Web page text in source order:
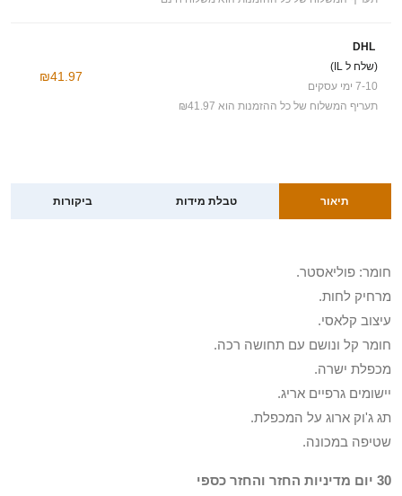
DHL
(שלח ל IL)
7-10 ימי עסקים
תעריף המשלוח של כל ההזמנות הוא ₪41.97
₪41.97
תיאור טבלת מידות ביקורות
חומר: פוליאסטר.
מרחיק לחות.
עיצוב קלאסי.
חומר קל ונושם עם תחושה רכה.
מכפלת ישרה.
יישומים גרפיים אריג.
תג ג'וק ארוג על המכפלת.
שטיפה במכונה.
30 יום מדיניות החזר והחזר כספי